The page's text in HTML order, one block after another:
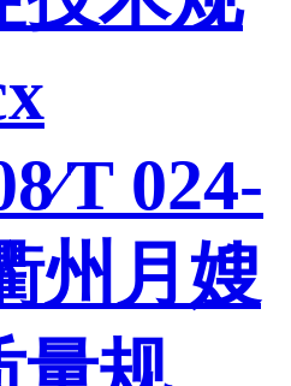
024-
州月嫂